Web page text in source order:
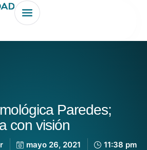
Paredes;
con visión
mayo 26, 2021 11:38 pm